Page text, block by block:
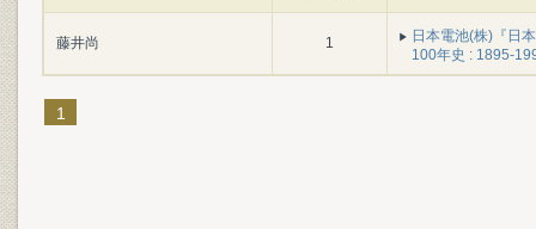
藤井尚 1
日本電池(株)『日
100年史 : 1895-
1